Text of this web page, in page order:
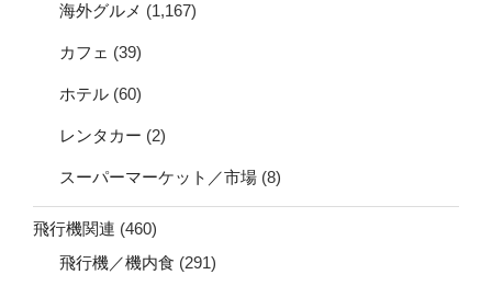
海外グルメ (1,167)
カフェ (39)
ホテル (60)
レンタカー (2)
スーパーマーケット／市場 (8)
飛行機関連 (460)
飛行機／機内食 (291)